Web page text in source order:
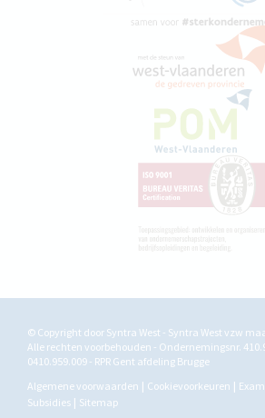
© Copyright door Syntra West - Syntra West vzw
Alle rechten voorbehouden - Ondernemingsnr.
0410.959.009 - RPR Gent afdeling Brugge
Algemene voorwaarden
Cookievoorkeuren
Subsidies
Sitemap